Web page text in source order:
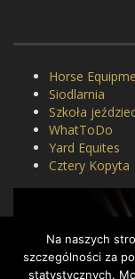
Horse
Siodlarnia
Szkoła
WhatToDo
Yard Equites
Cztery Kopyta
Na naszych
szczególności za
statystycznych.